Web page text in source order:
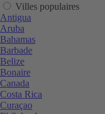
Villes populaires
Antigua
Aruba
Bahamas
Barbade
Belize
Bonaire
Canada
Costa Rica
Curaçao